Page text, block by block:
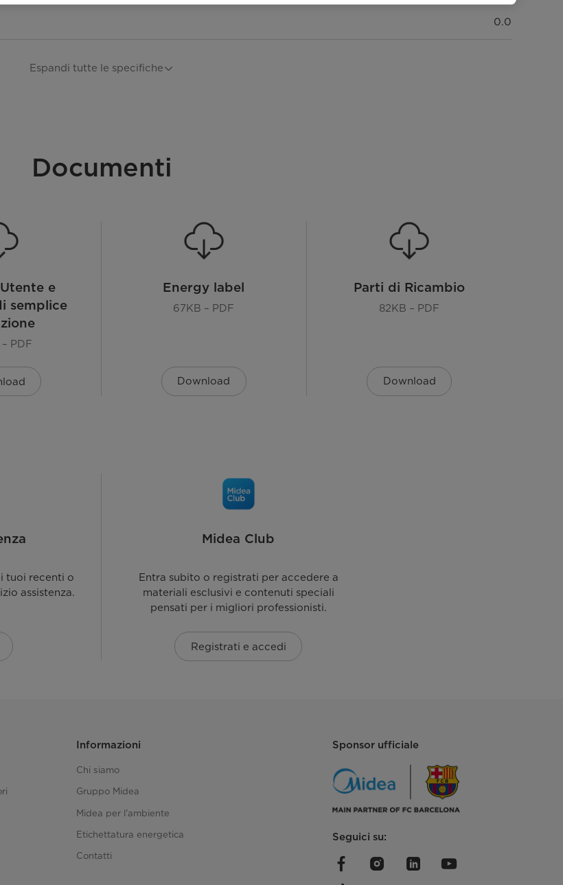
0.0
220~240V/50Hz
AE [kWh a]
Espandi tutte le specifiche
Documenti
e
semplice
PDF
Energy label
67KB – PDF
Download
Parti di Ricambio
82KB – PDF
Download
tuoi recenti o
assistenza.
Midea Club
Entra subito o registrati per accedere a
materiali esclusivi e contenuti speciali
pensati per i migliori professionisti.
Registrati e accedi
Informazioni
Chi siamo
Gruppo Midea
Midea per l'ambiente
Etichettatura energetica
Contatti
Sponsor ufficiale
Seguici su: